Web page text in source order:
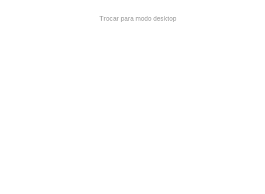
Trocar para modo desktop